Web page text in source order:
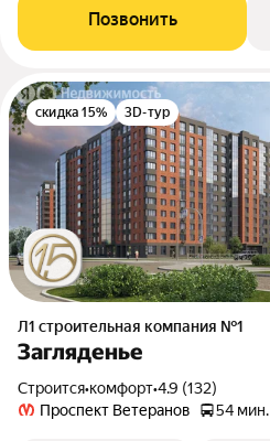
Позвонить
скидка 15% 3D-тур
Л1 cтроительная компания №1
Загляденье
Строится•комфорт•4.9 (132)
Проспект Ветеранов
54 мин.